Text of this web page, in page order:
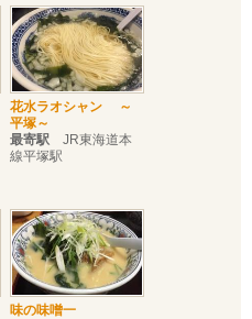
花水ラオシャン ～
平塚～
最寄駅 JR東海道本
線平塚駅
味の味噌一